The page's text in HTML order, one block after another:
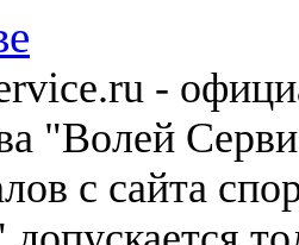
-
"Волей
с сайта